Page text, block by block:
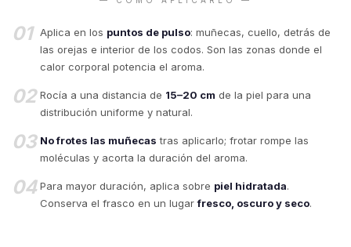
01 Aplica en los puntos de pulso: muñecas, cuello, detrás de
las orejas e interior de los codos. Son las zonas donde el
calor corporal potencia el aroma.
02 Rocía a una distancia de 15–20 cm de la piel para una
distribución uniforme y natural.
03 No frotes las muñecas tras aplicarlo; frotar rompe las
moléculas y acorta la duración del aroma.
04 Para mayor duración, aplica sobre piel hidratada.
Conserva el frasco en un lugarfresco, oscuro y seco.